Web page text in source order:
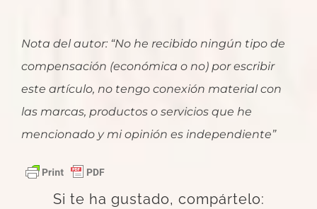
Nota del autor: “No he recibido ningún tipo de
compensación (económica o no) por escribir
este artículo, no tengo conexión material con
las marcas, productos o servicios que he
mencionado y mi opinión es independiente”
Si te ha gustado, compártelo: